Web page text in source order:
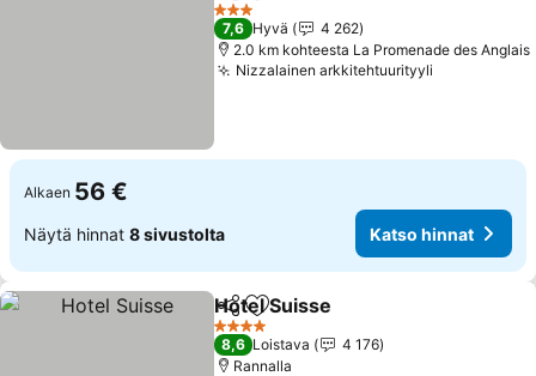
3 Tähtiluokitus
7,6 Hyvä
4 262
2.0 km kohteesta La Promenade des Anglais
Nizzalainen arkkitehtuurityyli
Alkaen 56 €
Näytä hinnat 8 sivustolta Katso hinnat
Jaa Lisää suosikkeihin
Hotel Suisse
4 Tähtiluokitus
8,6 Loistava
4 176
Rannalla